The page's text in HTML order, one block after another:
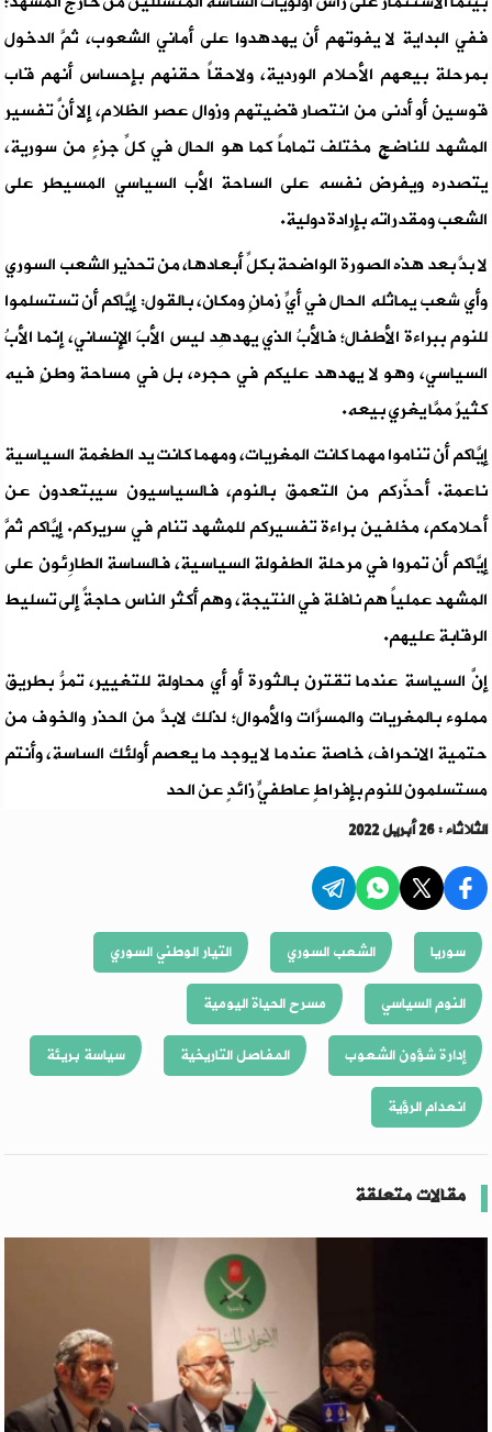
ففي البداية لا يفوتهم أن يهدهدوا على أماني الشعوب، ثمَّ الدخول
بمرحلة بيعهم الأحلام الوردية، ولاحقاً حقنهم بإحساس أنهم قاب
قوسين أو أدنى من انتصار قضيتهم وزوال عصر الظلام، إلا أنَّ تفسير
المشهد للناضج مختلف تماماً كما هو الحال في كلِّ جزءٍ من سورية،
يتصدره ويفرض نفسه على الساحة الأب السياسي المسيطر على
الشعب ومقدراته بإرادة دولية.
لا بدَّ بعد هذه الصورة الواضحة بكلِّ أبعادها، من تحذير الشعب السوري
وأي شعب يماثله الحال في أيِّ زمانٍ ومكان، بالقول: إيَّاكم أن تستسلموا
للنوم ببراءة الأطفال؛ فالأبُ الذي يهدهِد ليس الأبَ الإنساني، إنّما الأبُ
السياسي، وهو لا يهدهد عليكم في حجره، بل في مساحة وطنٍ فيه
كثيرٌ ممَّا يغري بيعه.
إيَّاكم أن تناموا مهما كانت المغريات، ومهما كانت يد الطغمة السياسية
ناعمة. أحذّركم من التعمق بالنوم، فالسياسيون سيبتعدون عن
أحلامكم، مخلفين براءة تفسيركم للمشهد تنام في سريركم. إيَّاكم ثمَّ
إيَّاكم أن تمروا في مرحلة الطفولة السياسية، فالساسة الطارِئون على
المشهد عملياً هم نافلة في النتيجة، وهم أكثر الناس حاجةً إلى تسليط
الرقابة عليهم.
إنَّ السياسة عندما تقترن بالثورة أو أي محاولة للتغيير، تمرُّ بطريق
مملوء بالمغريات والمسرَّات والأموال؛ لذلك لابدَّ من الحذر والخوف من
حتمية الانحراف، خاصة عندما لا يوجد ما يعصم أولئك الساسة، وأنتم
مستسلمون للنوم بإفراطٍ عاطفيٍّ زائدٍ عن الحد
الثلاثاء : 26 أبريل 2022
سوريا الشعب السوري
التيار الوطني السوري
النوم السياسي
مسرح الحياة اليومية
إدارة شؤون الشعوب
المفاصل التاريخية
سياسة بريئة
انعدام الرؤية
مقالات متعلقة